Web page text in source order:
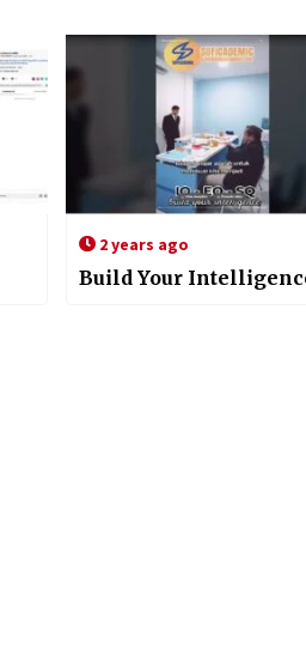
2 years ago
Build Your